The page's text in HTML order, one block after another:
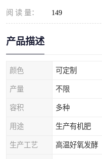
阅 读 量： 149
产品描述
颜色 可定制
产量 不限
容积 多种
用途 生产有机肥
生产工艺 高温好氧发酵